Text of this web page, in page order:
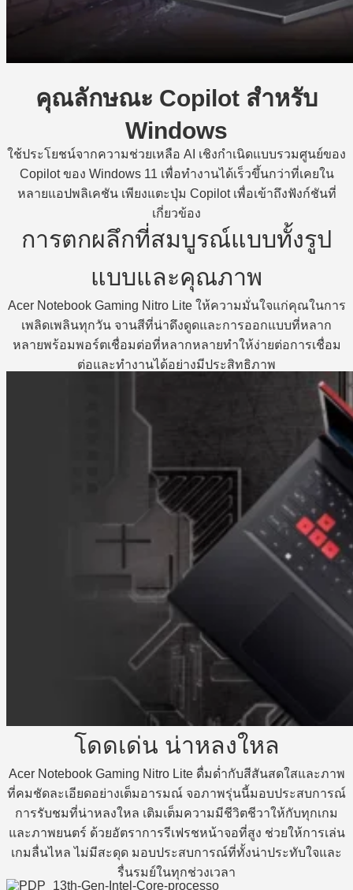
คุณลักษณะ Copilot สำหรับ
Windows
ใช้ประโยชน์จากความช่วยเหลือ AI เชิงกําเนิดแบบรวมศูนย์ของ
Copilot ของ Windows 11 เพื่อทํางานได้เร็วขึ้นกว่าที่เคยใน
หลายแอปพลิเคชัน เพียงแตะปุ่ม Copilot เพื่อเข้าถึงฟังก์ชันที่
เกี่ยวข้อง
การตกผลึกที่สมบูรณ์แบบทั้งรูป
แบบและคุณภาพ
Acer Notebook Gaming Nitro Lite ให้ความมั่นใจแก่คุณในการ
เพลิดเพลินทุกวัน จานสีที่น่าดึงดูดและการออกแบบที่หลาก
หลายพร้อมพอร์ตเชื่อมต่อที่หลากหลายทําให้ง่ายต่อการเชื่อม
ต่อและทํางานได้อย่างมีประสิทธิภาพ
โดดเด่น น่าหลงใหล
Acer Notebook Gaming Nitro Lite ดื่มด่ำกับสีสันสดใสและภาพ
ที่คมชัดละเอียดอย่างเต็มอารมณ์ จอภาพรุ่นนี้มอบประสบการณ์
การรับชมที่น่าหลงใหล เติมเต็มความมีชีวิตชีวาให้กับทุกเกม
และภาพยนตร์ ด้วยอัตราการรีเฟรชหน้าจอที่สูง ช่วยให้การเล่น
เกมลื่นไหล ไม่มีสะดุด มอบประสบการณ์ที่ทั้งน่าประทับใจและ
รื่นรมย์ในทุกช่วงเวลา